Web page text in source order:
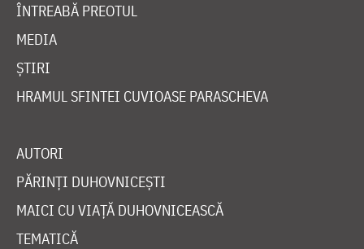
ÎNTREABĂ PREOTUL
MEDIA
ȘTIRI
HRAMUL SFINTEI CUVIOASE PARASCHEVA
AUTORI
PĂRINȚI DUHOVNICEȘTI
MAICI CU VIAȚĂ DUHOVNICEASCĂ
TEMATICĂ